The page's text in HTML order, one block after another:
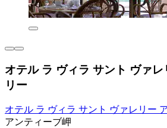
オテル ラ ヴィラ サント ヴァ
リー
オテル ラ ヴィラ サント ヴァレリー
アンティーブ岬